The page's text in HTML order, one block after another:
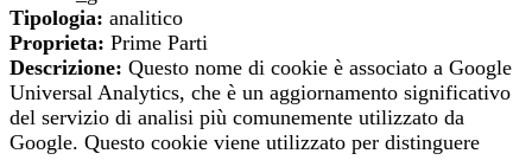
Tipologia: analitico
Proprieta: Prime Parti
Descrizione: Questo nome di cookie è associato a Google
Universal Analytics, che è un aggiornamento significativo
del servizio di analisi più comunemente utilizzato da
Google. Questo cookie viene utilizzato per distinguere